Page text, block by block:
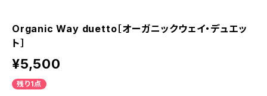
Organic Way duetto［オーガニックウェイ・デュエッ
ト］
¥5,500
残り1点